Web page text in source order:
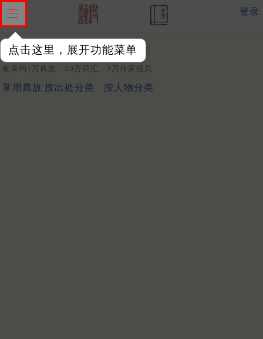
点击这里，展开功能菜单
登录
关键词：
收录约1万典故，50万词汇、2万作家信息
常用典故 按出处分类 按人物分类